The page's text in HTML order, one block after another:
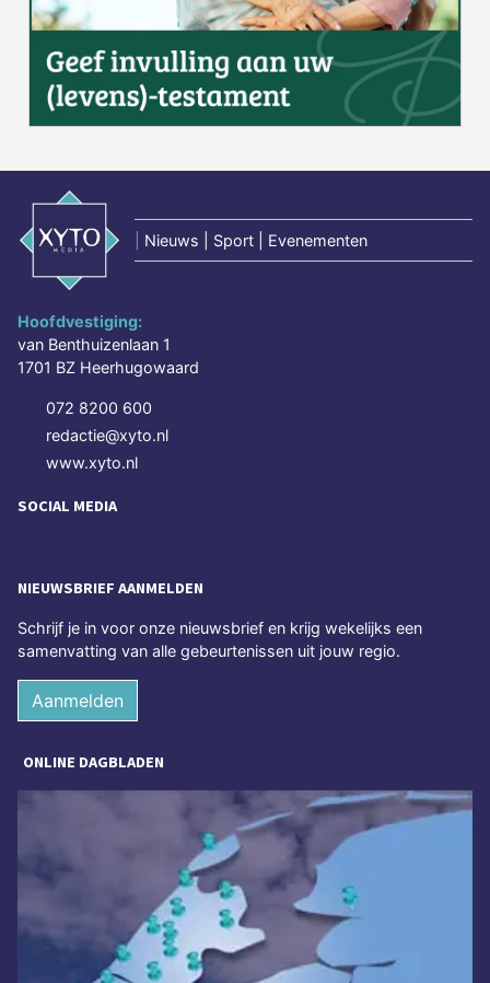
Nieuws | Sport | Evenementen
Hoofdvestiging:
van Benthuizenlaan 1
1701 BZ Heerhugowaard
072 8200 600
redactie@xyto.nl
www.xyto.nl
SOCIAL MEDIA
NIEUWSBRIEF AANMELDEN
Schrijf je in voor onze nieuwsbrief en krijg wekelijks een
samenvatting van alle gebeurtenissen uit jouw regio.
Aanmelden
ONLINE DAGBLADEN